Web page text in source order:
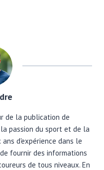
de la publication de
passion du sport et de la
d'expérience dans le
fournir des informations
de tous niveaux. En